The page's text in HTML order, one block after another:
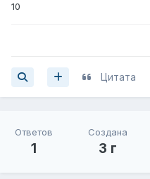
10
Цитата
Ответов
1
Создана
3 г